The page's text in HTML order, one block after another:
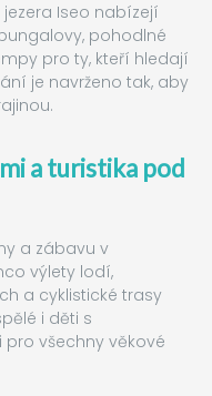
Iseo nabízejí
pohodlné
pro ty, kteří hledají
je navrženo tak, aby
a turistika pod
a zábavu v
výlety lodí,
a cyklistické trasy
i děti s
všechny věkové